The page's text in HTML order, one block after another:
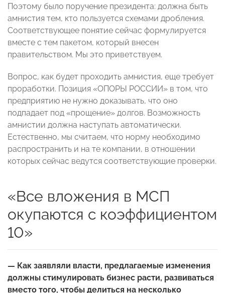
Поэтому было поручение президента: должна быть
амнистия тем, кто пользуется схемами дробления.
Соответствующее понятие сейчас формулируется
вместе с тем пакетом, который внесен
правительством. Мы это приветствуем.
Вопрос, как будет проходить амнистия, еще требует
проработки. Позиция «ОПОРЫ РОССИИ» в том, что
предприятию не нужно доказывать, что оно
подпадает под «прощение» долгов. Возможность
амнистии должна наступать автоматически.
Естественно, мы считаем, что норму необходимо
распространить и на те компании, в отношении
которых сейчас ведутся соответствующие проверки.
«Все вложения в МСП
окупаются с коэффициентом
10»
— Как заявляли власти, предлагаемые изменения
должны стимулировать бизнес расти, развиваться
вместо того, чтобы делиться на несколько